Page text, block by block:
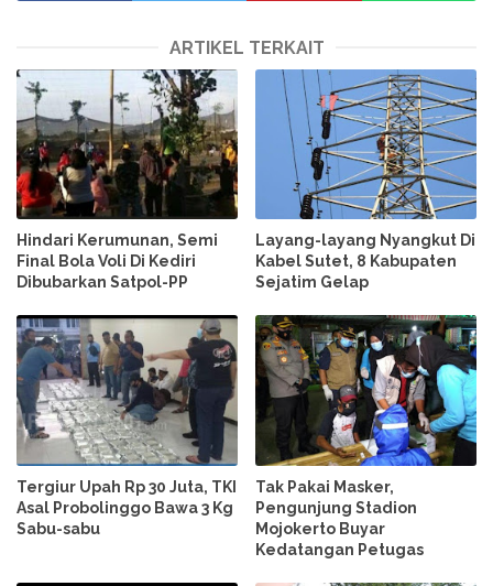
ARTIKEL TERKAIT
Hindari Kerumunan, Semi
Final Bola Voli Di Kediri
Dibubarkan Satpol-PP
Layang-layang Nyangkut Di
Kabel Sutet, 8 Kabupaten
Sejatim Gelap
Tergiur Upah Rp 30 Juta, TKI
Asal Probolinggo Bawa 3 Kg
Sabu-sabu
Tak Pakai Masker,
Pengunjung Stadion
Mojokerto Buyar
Kedatangan Petugas